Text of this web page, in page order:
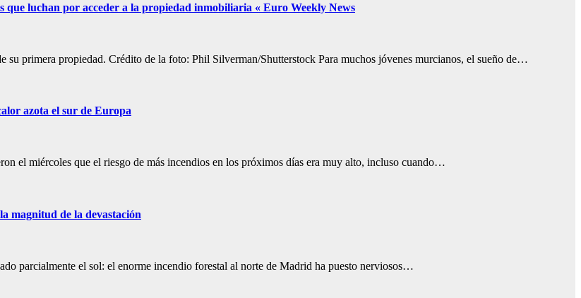
que luchan por acceder a la propiedad inmobiliaria « Euro Weekly News
su primera propiedad. Crédito de la foto: Phil Silverman/Shutterstock Para muchos jóvenes murcianos, el sueño de…
azota el sur de Europa
el miércoles que el riesgo de más incendios en los próximos días era muy alto, incluso cuando…
magnitud de la devastación
parcialmente el sol: el enorme incendio forestal al norte de Madrid ha puesto nerviosos…